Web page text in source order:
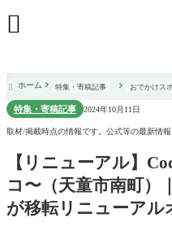

 ホーム 特集・寄稿記事 おでかけス
特集・寄稿記事 2024年10月11日
取材/掲載時点の情報です。公式等の最新情報
【リニューアル】
コ〜（天童市南町）
が移転リニューアル